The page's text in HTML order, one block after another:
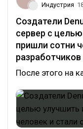
Индустрия
Создатели
сервер с
пришли сотни
разработчиков
После этого на